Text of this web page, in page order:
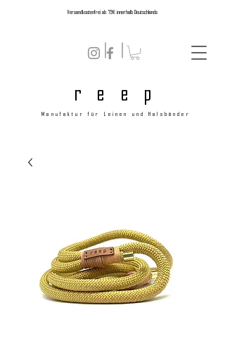
Versandkostenfrei ab 79€ innerhalb Deutschlands
r e e p
Manufaktur für Leinen und Halsbänder